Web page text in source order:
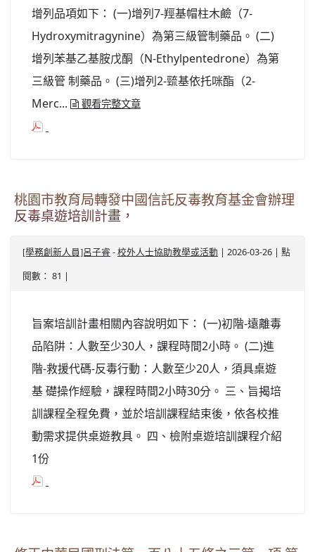
增列品項如下： (一)增列7-羥基帽柱木鹼（7-
Hydroxymitragynine）為第三級管制藥品。 (二)
增列苯基乙基胺戊酮（N-Ethylpentedrone）為第
三級管 制藥品。 (三)增列2-巰基依托咪酯（2-
Merc...
觀看完整文章
桃園市教育局轉發中國信託反毒教育基金會辦理
反毒桌遊培訓計畫，
[學務創新人員]呂子睿 - 校外人士協助教學或活動 | 2026-03-26 | 點
閱數： 81 |
旨案培訓計畫相關內容說明如下： (一)初階-遠離毒
品陷阱：人數至少30人，課程時間2小時。 (二)進
階-救援代碼-反毒行動：人數至少20人，須具桌遊
基 礎操作經驗，課程時間2小時30分。 三、旨揭培
訓課程全程免費，並於培訓課程結束後，依各校推
動需求提供桌遊教具。 四、檢附桌遊培訓課程介紹
1份